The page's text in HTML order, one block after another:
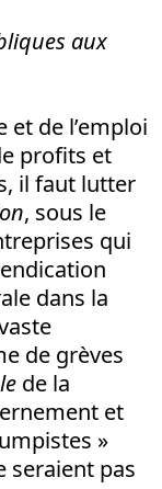
aux
et de l’emploi
profits et
il faut lutter
, sous le
qui
dans la
de grèves
de la
et
»
seraient pas